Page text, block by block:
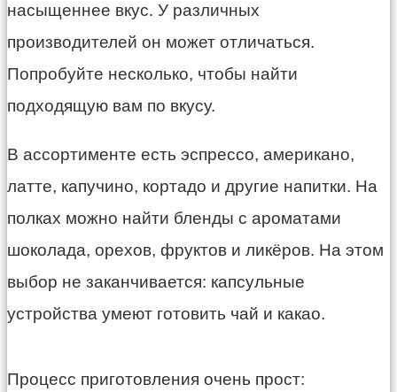
насыщеннее вкус. У различных
производителей он может отличаться.
Попробуйте несколько, чтобы найти
подходящую вам по вкусу.
В ассортименте есть эспрессо, американо,
латте, капучино, кортадо и другие напитки. На
полках можно найти бленды с ароматами
шоколада, орехов, фруктов и ликёров. На этом
выбор не заканчивается: капсульные
устройства умеют готовить чай и какао.
Процесс приготовления очень прост: